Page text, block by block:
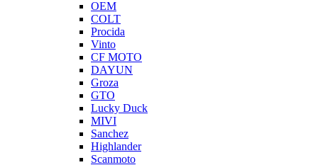
OEM
COLT
Procida
Vinto
CF MOTO
DAYUN
Groza
GTO
Lucky Duck
MIVI
Sanchez
Highlander
Scanmoto